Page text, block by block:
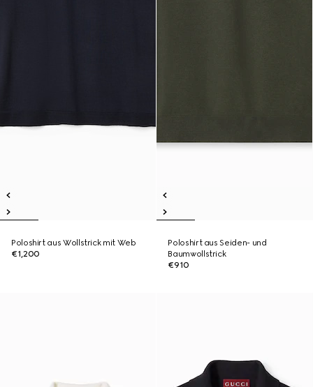
Poloshirt aus Wollstrick mit Web
€1,200
Poloshirt aus Seiden- und
Baumwollstrick
€910